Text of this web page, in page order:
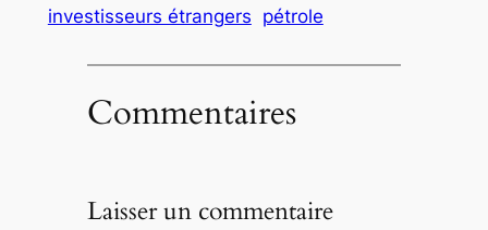
investisseurs étrangers pétrole
Commentaires
Laisser un commentaire